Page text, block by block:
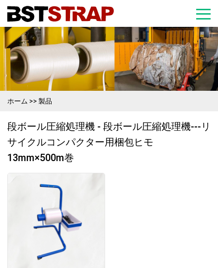
ホーム >> 製品
段ボール圧縮処理機 - 段ボール圧縮処理機---リ
サイクルコンパクター用梱包ヒモ
13mm×500m巻